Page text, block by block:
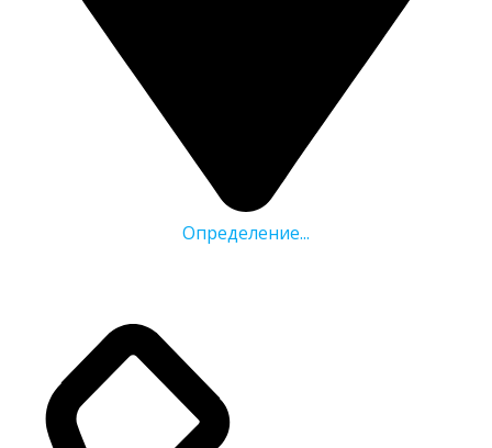
Определение...